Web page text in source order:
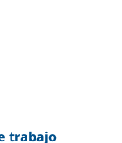
trabajo